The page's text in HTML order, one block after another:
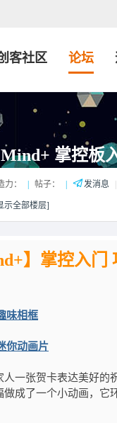
客社区 论坛
Mind+ 掌控板
力： 帖子： 发消息
示全部楼层]
】掌控入门
味相框
你动画片
一张贺卡表达美好
成了一个小动画，它